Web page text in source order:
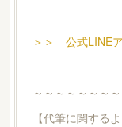
＞＞ 公式LINE
～～～～～～～
【代筆に関する